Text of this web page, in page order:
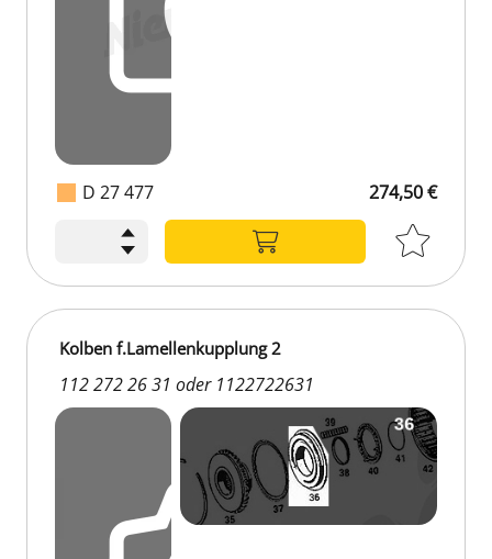
D 27 477 274,50 €
Kolben f.Lamellenkupplung 2
112 272 26 31 oder 1122722631